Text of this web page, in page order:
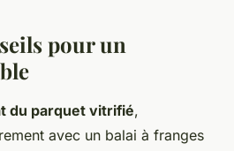
pour un
du parquet vitrifié,
avec un balai à franges